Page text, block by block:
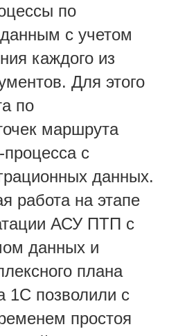
по
с учетом
каждого из
Для этого
по
маршрута
процесса с
данных.
работа на этапе
АСУ ПТП с
данных и
плана
1С позволили с
простоя